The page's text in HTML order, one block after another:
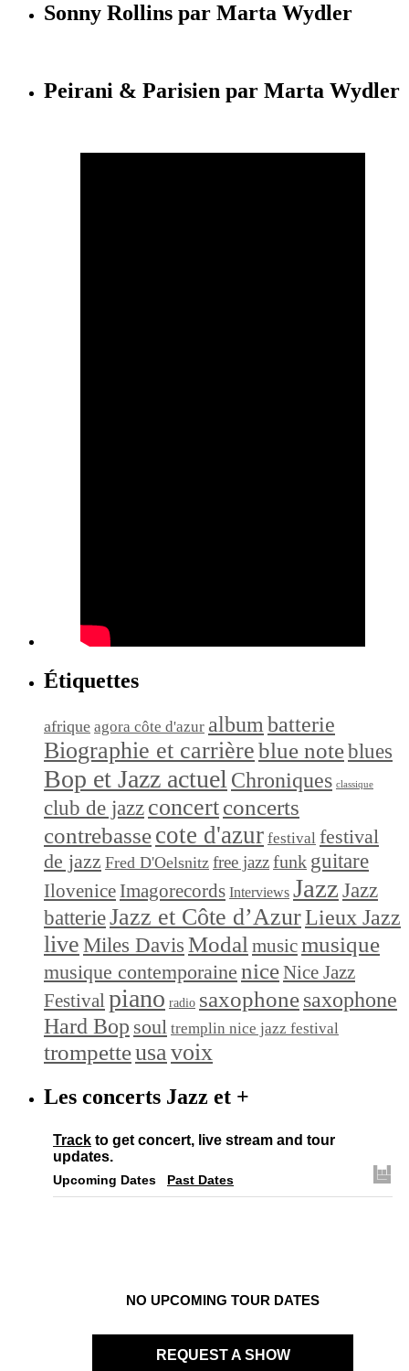
Sonny Rollins par Marta Wydler
Peirani & Parisien par Marta Wydler
Étiquettes
afrique agora côte d'azur album batterie
Biographie et carrièreblue noteblues
Bop et Jazz actuel Chroniques classique
club de jazz concertconcerts
contrebassecote d'azur festival festival
de jazz Fred D'Oelsnitz free jazzfunk guitare
Ilovenice Imagorecords Interviews Jazz Jazz
batterieJazz et Côte d’AzurLieux Jazz
live Miles Davis Modal musicmusique
musique contemporaine niceNice Jazz
Festivalpiano radio saxophonesaxophone
Hard Bop soul tremplin nice jazz festival
trompetteusavoix
Les concerts Jazz et +
Track to get concert, live stream and tour
updates.
Upcoming Dates Past Dates
NO UPCOMING TOUR DATES
REQUEST A SHOW